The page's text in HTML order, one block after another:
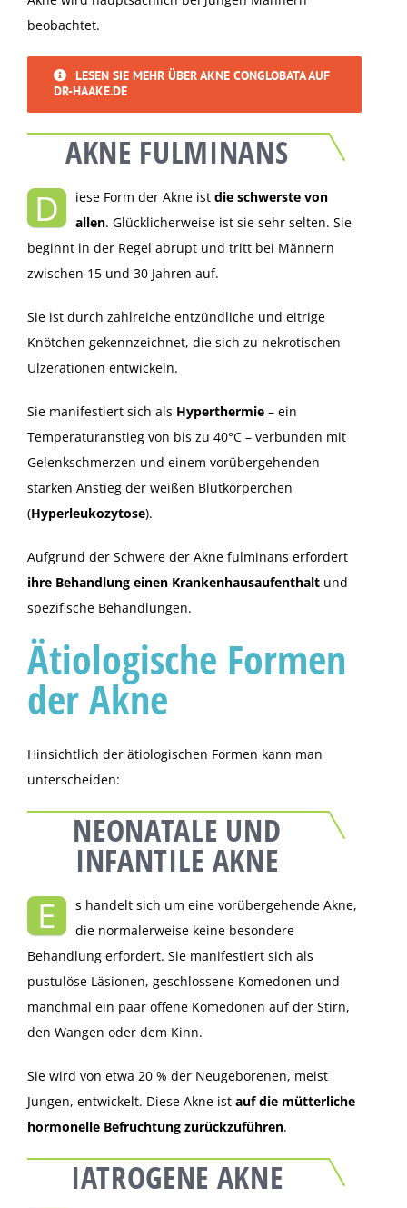
beobachtet.
LESEN SIE MEHR ÜBER AKNE CONGLOBATA AUF
DR-HAAKE.DE
AKNE FULMINANS
D iese Form der Akne ist die schwerste von
allen. Glücklicherweise ist sie sehr selten. Sie
beginnt in der Regel abrupt und tritt bei Männern
zwischen 15 und 30 Jahren auf.
Sie ist durch zahlreiche entzündliche und eitrige
Knötchen gekennzeichnet, die sich zu nekrotischen
Ulzerationen entwickeln.
Sie manifestiert sich als Hyperthermie – ein
Temperaturanstieg von bis zu 40°C – verbunden mit
Gelenkschmerzen und einem vorübergehenden
starken Anstieg der weißen Blutkörperchen
(Hyperleukozytose).
Aufgrund der Schwere der Akne fulminans erfordert
ihre Behandlung einen Krankenhausaufenthalt und
spezifische Behandlungen.
Ätiologische Formen
der Akne
Hinsichtlich der ätiologischen Formen kann man
unterscheiden:
NEONATALE UND
INFANTILE AKNE
E
s handelt sich um eine vorübergehende Akne,
die normalerweise keine besondere
Behandlung erfordert. Sie manifestiert sich als
pustulöse Läsionen, geschlossene Komedonen und
manchmal ein paar offene Komedonen auf der Stirn,
den Wangen oder dem Kinn.
Sie wird von etwa 20 % der Neugeborenen, meist
Jungen, entwickelt. Diese Akne ist auf die mütterliche
hormonelle Befruchtung zurückzuführen.
IATROGENE AKNE